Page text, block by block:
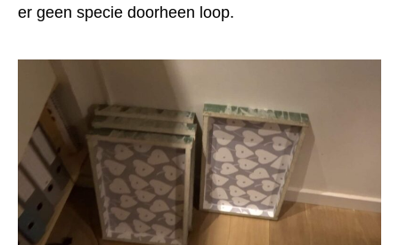
er geen specie doorheen loop.